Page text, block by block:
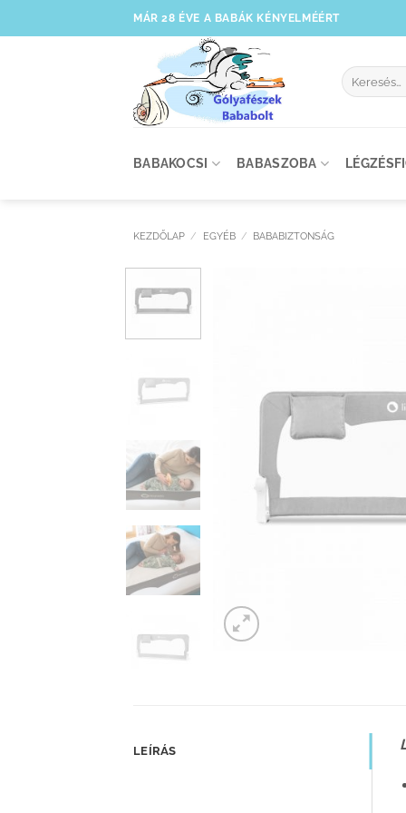
to
MÁR 28 ÉVE A BABÁK KÉNYELMÉÉRT
Keresés
a
BABAKOCSI BABASZOBA
KEZDŐLAP / EGYÉB / BABABIZTONSÁG
LEÍRÁS